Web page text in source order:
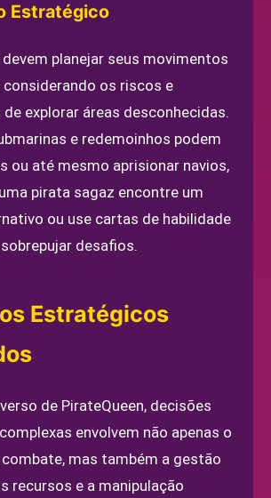
Estratégico
planejar seus movimentos
os riscos e
explorar áreas desconhecidas.
e redemoinhos podem
ou até mesmo aprisionar navios,
pirata sagaz encontre um
ou use cartas de habilidade
desafios.
Estratégicos
de PirateQueen, decisões
envolvem não apenas o
mas também a gestão
recursos e a manipulação